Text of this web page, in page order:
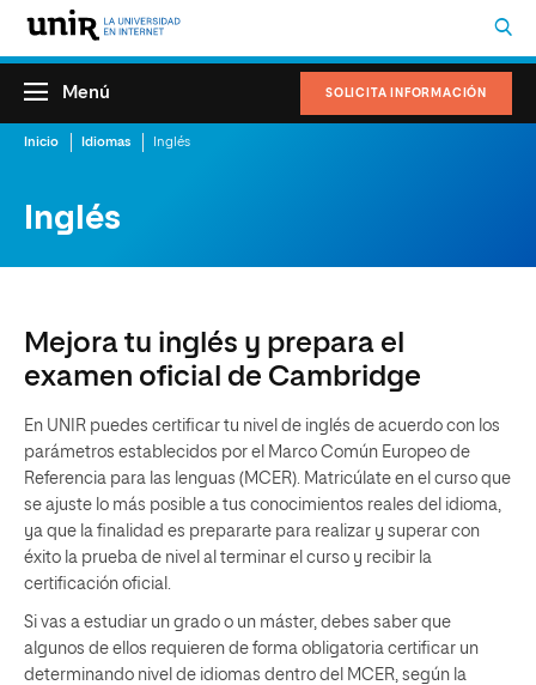
SOLICITA INFORMACIÓN
Menú
Inicio Idiomas Inglés
Inglés
Mejora tu inglés y prepara el
examen oficial de Cambridge
En UNIR puedes certificar tu nivel de inglés de acuerdo con los
parámetros establecidos por el Marco Común Europeo de
Referencia para las lenguas (MCER). Matricúlate en el curso que
se ajuste lo más posible a tus conocimientos reales del idioma,
ya que la finalidad es prepararte para realizar y superar con
éxito la prueba de nivel al terminar el curso y recibir la
certificación oficial.
Si vas a estudiar un grado o un máster, debes saber que
algunos de ellos requieren de forma obligatoria certificar un
determinando nivel de idiomas dentro del MCER, según la